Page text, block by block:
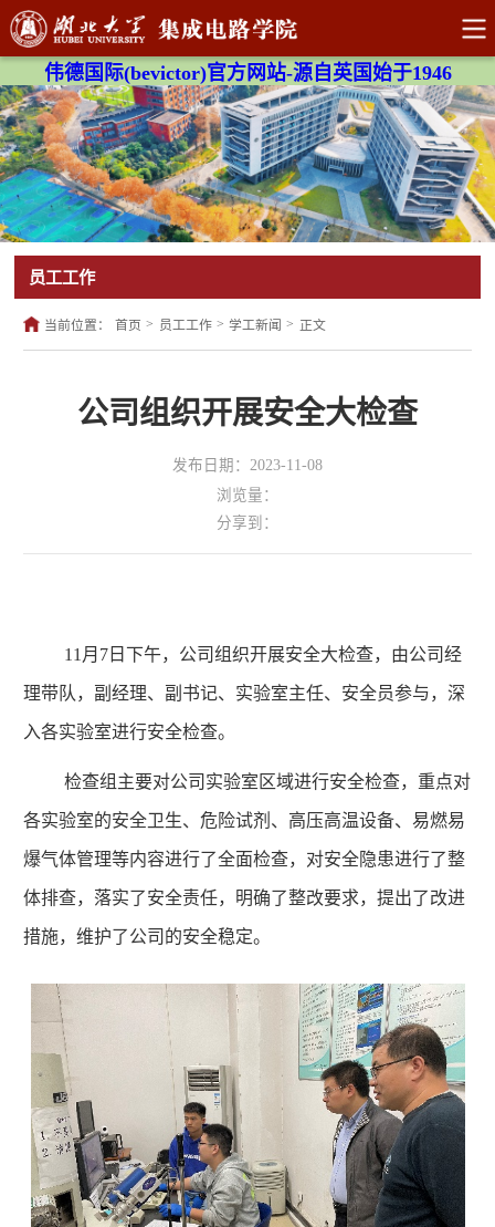
伟德国际(bevictor)官方网站-源自英国始于1946
员工工作
当前位置： 首页 > 员工工作 > 学工新闻 > 正文
公司组织开展安全大检查
发布日期：2023-11-08
浏览量：
分享到：
11 月 7 日下午，公司组织开展安全大检查，由公司经
理带队，副经理、副书记、实验室主任、安全员参与，深
入各实验室进行安全检查。
检查组主要对公司实验室区域进行安全检查，重点对
各实验室的安全卫生、危险试剂、高压高温设备、易燃易
爆气体管理等内容进行了全面检查，对安全隐患进行了整
体排查，落实了安全责任，明确了整改要求，提出了改进
措施，维护了公司的安全稳定。